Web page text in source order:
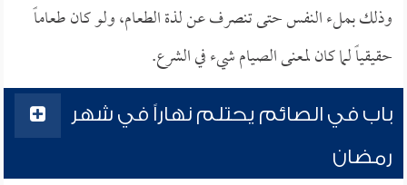
وذلك بملء النفس حتى تنصرف عن لذة الطعام، ولو كان طعاماً
حقيقياً لما كان لمعنى الصيام شيء في الشرع.
باب في الصائم يحتلم نهاراً في شهر
رمضان